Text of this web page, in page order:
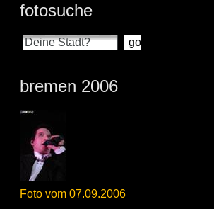
fotosuche
bremen 2006
Foto vom 07.09.2006